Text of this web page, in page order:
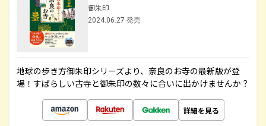
御朱印
2024.06.27 発売
地球の歩き方御朱印シリーズより、奈良のお寺の最新版が登
場！すばらしい古寺と御朱印の数々に合いに出かけませんか？
詳細を見る